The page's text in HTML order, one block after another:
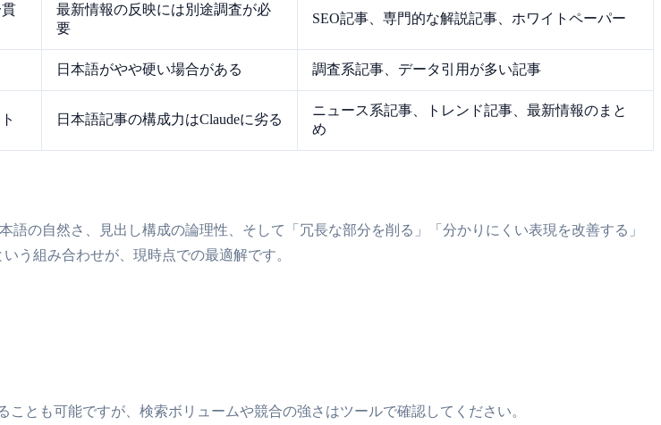
最新情報の反映には別途調査が必
要
SEO記事、専門的な解説記事、ホワイトペーパー
日本語がやや硬い場合がある 調査系記事、データ引用が多い記事
日本語記事の構成力はClaudeに劣る
ニュース系記事、トレンド記事、最新情報のまと
め
の自然さ、見出し構成の論理性、そして「冗長な部分を削る」「分かりにくい表現を改善する」
う組み合わせが、現時点での最適解です。
とも可能ですが、検索ボリュームや競合の強さはツールで確認してください。